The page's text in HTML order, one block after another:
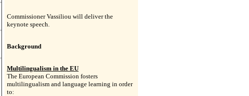
Commissioner Vassiliou will deliver the
keynote speech.
Background
Multilingualism in the EU
The European Commission fosters
multilingualism and language learning in order
to: